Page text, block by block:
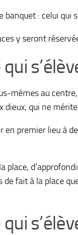
banquet : celui qui
y seront
mêmes au
dieux, qui ne
en premier lieu à
place,
de fait à la place